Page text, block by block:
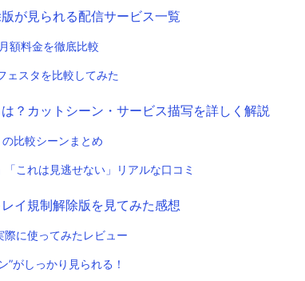
が見られる配信サービス一覧
額料金を徹底比較
スタを比較してみた
？カットシーン・サービス描写を詳しく解説
比較シーンまとめ
これは見逃せない」リアルな口コミ
イ規制解除版を見てみた感想
に使ってみたレビュー
”がしっかり見られる！